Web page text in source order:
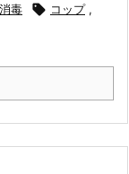
毒  コップ ,